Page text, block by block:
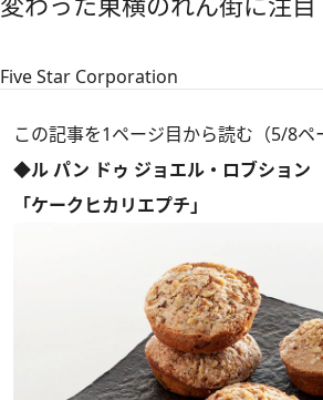
Five Star Corporation
この記事を1ページ目から読む（5/8ペ
◆ル パン ドゥ ジョエル・ロブション
「ケークヒカリエプチ」